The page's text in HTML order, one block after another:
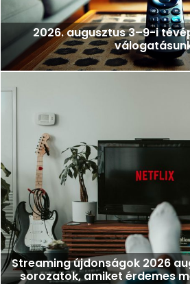
2026. augusztus 3–9-i
Streaming újdonságok 2026
sorozatok, amiket érdemes